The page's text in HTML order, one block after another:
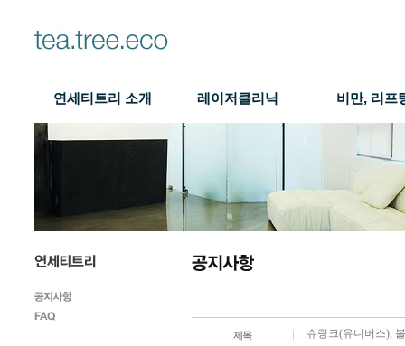
연세티트리 소개 레이저클리닉 비만, 리프
제목 슈링크(유니버스),